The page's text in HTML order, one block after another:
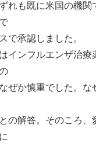
れも既に米国の機関
で承認しました。
インフルエンザ治療
ぜか慎重でした。
の解答。そのころ、